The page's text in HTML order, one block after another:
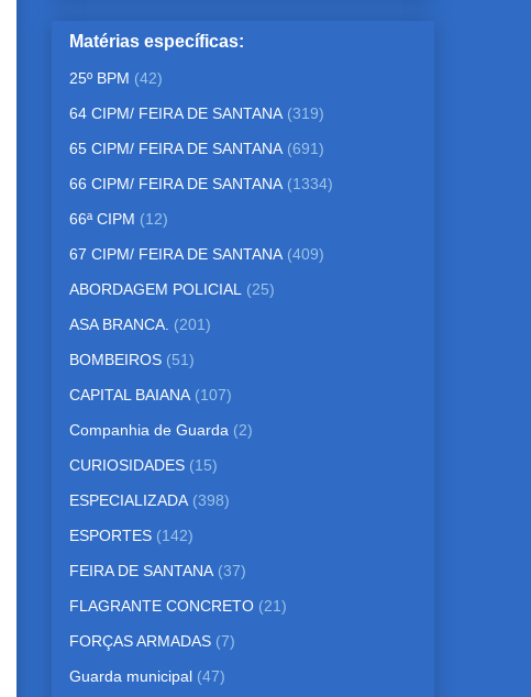
Matérias específicas:
25º BPM (42)
64 CIPM/ FEIRA DE SANTANA (319)
65 CIPM/ FEIRA DE SANTANA (691)
66 CIPM/ FEIRA DE SANTANA (1334)
66ª CIPM (12)
67 CIPM/ FEIRA DE SANTANA (409)
ABORDAGEM POLICIAL (25)
ASA BRANCA. (201)
BOMBEIROS (51)
CAPITAL BAIANA (107)
Companhia de Guarda (2)
CURIOSIDADES (15)
ESPECIALIZADA (398)
ESPORTES (142)
FEIRA DE SANTANA (37)
FLAGRANTE CONCRETO (21)
FORÇAS ARMADAS (7)
Guarda municipal (47)